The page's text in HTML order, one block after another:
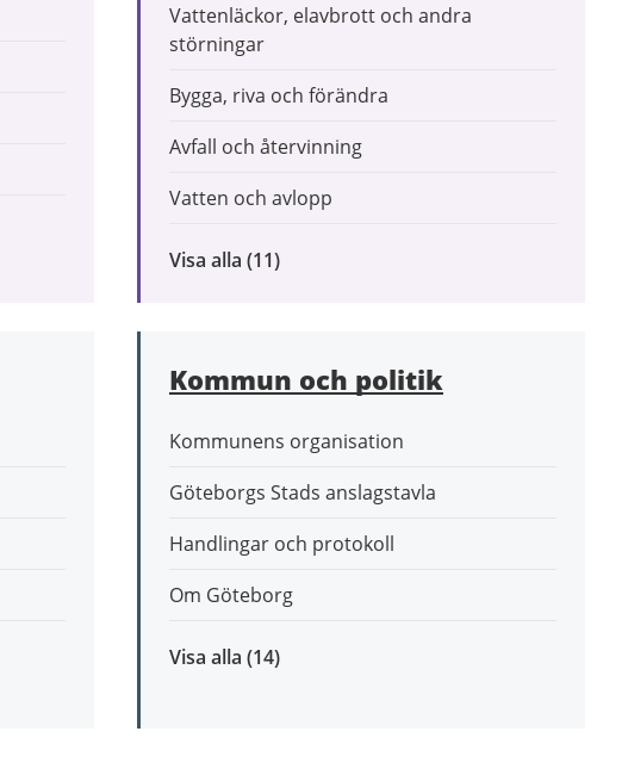
Vattenläckor, elavbrott och andra
störningar
Bygga, riva och förändra
Avfall och återvinning
Vatten och avlopp
Visa alla inom
leva
hållbart
(11)
Kommun och politik
Kommunens organisation
Göteborgs Stads anslagstavla
Handlingar och protokoll
Om Göteborg
Visa alla inom
(14)